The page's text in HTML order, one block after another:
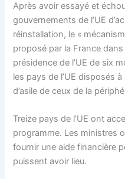
Après avoir essayé et
gouvernements de l’UE
réinstallation, le «
proposé par la France
présidence de l’UE de six
les pays de l’UE disposés
d’asile de ceux de la
Treize pays de l’UE ont
programme. Les ministres
fournir une aide financière
puissent avoir lieu.